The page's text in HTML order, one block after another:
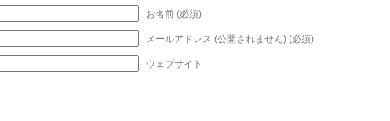
お名前 (必須)
メールアドレス (公開されません) (必須)
ウェブサイト